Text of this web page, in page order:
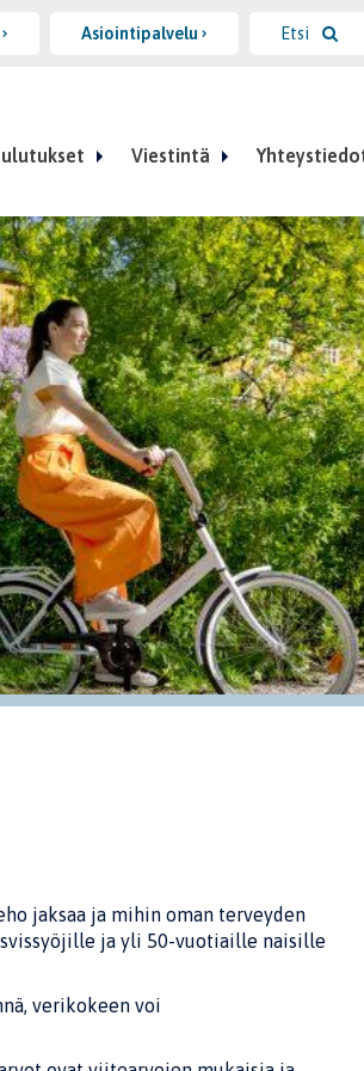
Asiointipalvelu Etsi
Viestintä
jaksaa ja mihin oman terveyden
ja yli 50-vuotiaille naisille
verikokeen voi